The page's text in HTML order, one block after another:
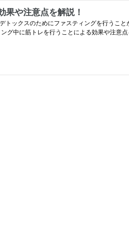
果や注意点を解説！
トックスのためにファスティングを行うこ
グ中に筋トレを行うことによる効果や注意